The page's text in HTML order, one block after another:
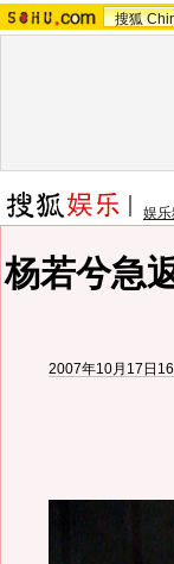
搜狐
娱乐
杨若兮急
2007年10月17日